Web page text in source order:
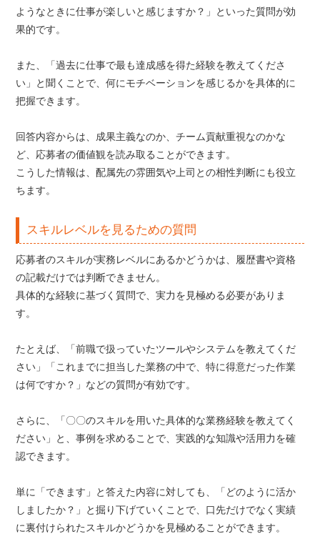
ようなときに仕事が楽しいと感じますか？」といった質問が効
果的です。
また、「過去に仕事で最も達成感を得た経験を教えてくださ
い」と聞くことで、何にモチベーションを感じるかを具体的に
把握できます。
回答内容からは、成果主義なのか、チーム貢献重視なのかな
ど、応募者の価値観を読み取ることができます。
こうした情報は、配属先の雰囲気や上司との相性判断にも役立
ちます。
スキルレベルを見るための質問
応募者のスキルが実務レベルにあるかどうかは、履歴書や資格
の記載だけでは判断できません。
具体的な経験に基づく質問で、実力を見極める必要がありま
す。
たとえば、「前職で扱っていたツールやシステムを教えてくだ
さい」「これまでに担当した業務の中で、特に得意だった作業
は何ですか？」などの質問が有効です。
さらに、「〇〇のスキルを用いた具体的な業務経験を教えてく
ださい」と、事例を求めることで、実践的な知識や活用力を確
認できます。
単に「できます」と答えた内容に対しても、「どのように活か
しましたか？」と掘り下げていくことで、口先だけでなく実績
に裏付けられたスキルかどうかを見極めることができます。